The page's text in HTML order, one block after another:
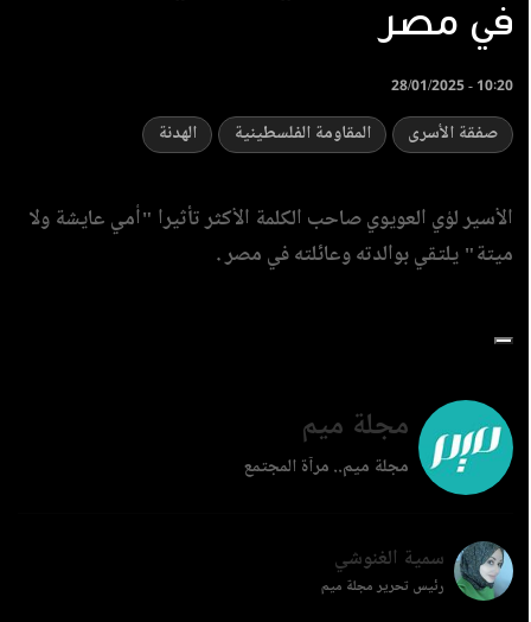
في مصر
28/01/2025 - 10:20
صفقة الأسرى المقاومة الفلسطينية الهدنة
الأسير لؤي العويوي صاحب الكلمة الأكثر تأثيرا "أمي عايشة ولا
ميتة" يلتقي بوالدته وعائلته في مصر .
مجلة ميم
مجلة ميم.. مرآة المجتمع
سمية الغنوشي
رئيس تحرير مجلة ميم